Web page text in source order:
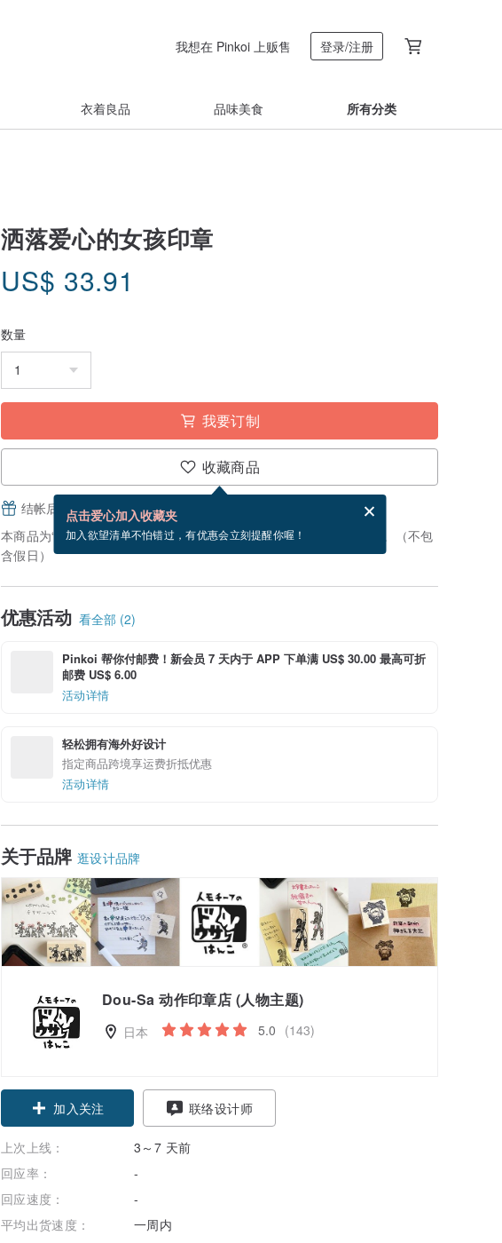
我想在 Pinkoi 上贩售 登录/注册
衣着良品 品味美食 所有分类
洒落爱心的女孩印章
US$ 33.91
数量
我要订制
收藏商品
点击爱心加入收藏夹
加入欲望清单不怕错过，有优惠会立刻提醒你喔！
结帐后填写并分享，免费帮你寄送电子贺卡。
电子贺卡是什么？
本商品为“接单订制”。付款后，从开始制作到寄出商品为 7 个工作天。（不包
含假日）
优惠活动 看全部 (2)
Pinkoi 帮你付邮费！新会员 7 天内于 APP 下单满 US$ 30.00 最高可折
邮费 US$ 6.00
活动详情
轻松拥有海外好设计
指定商品跨境享运费折抵优惠
活动详情
关于品牌 逛设计品牌
Dou-Sa 动作印章店 (人物主题)
日本 5.0 (143)
加入关注 联络设计师
上次上线：
3～7 天前
回应率：
-
回应速度：
-
平均出货速度：
一周内